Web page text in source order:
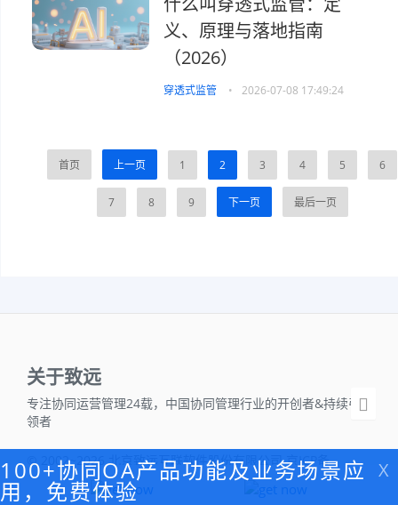
义、原理与落地指南
（2026）
穿透式监管 • 2026-07-08 17:49:24
首页 上一页 1 2 3 4 5 6
7 8 9 下一页 最后一页
100+协同OA产品功能及业务场景应
用，免费体验
X
关于致远
专注协同运营管理24载，中国协同管理行业的开创者&持续引
领者
© 2002~2026 北京致远互联软件股份有限公司 京ICP备
05042718号-1